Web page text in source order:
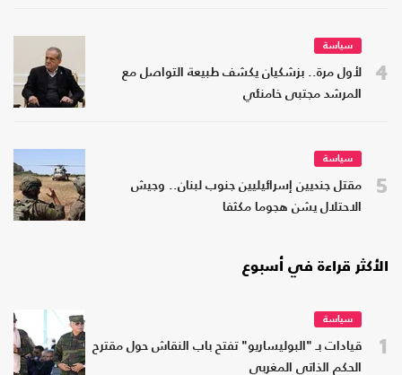
4
سياسة
لأول مرة.. بزشكيان يكشف طبيعة التواصل مع
المرشد مجتبى خامنئي
5
سياسة
مقتل جنديين إسرائيليين جنوب لبنان.. وجيش
الاحتلال يشن هجوما مكثفا
الأكثر قراءة في أسبوع
1
سياسة
قيادات بـ "البوليساريو" تفتح باب النقاش حول مقترح
الحكم الذاتي المغربي